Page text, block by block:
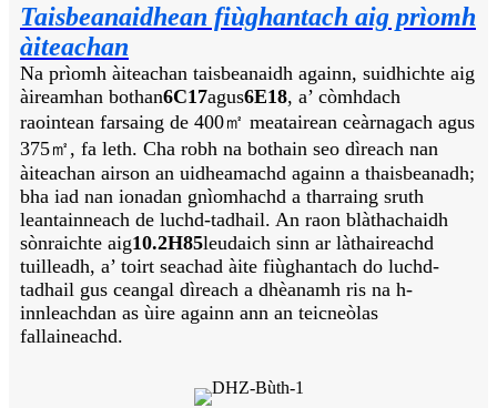
Taisbeanaidhean fiùghantach aig prìomh
àiteachan
Na prìomh àiteachan taisbeanaidh againn, suidhichte aig
àireamhan bothan6C17agus6E18, a’ còmhdach
raointean farsaing de 400㎡ meatairean ceàrnagach agus
375㎡, fa leth. Cha robh na bothain seo dìreach nan
àiteachan airson an uidheamachd againn a thaisbeanadh;
bha iad nan ionadan gnìomhachd a tharraing sruth
leantainneach de luchd-tadhail. An raon blàthachaidh
sònraichte aig10.2H85leudaich sinn ar làthaireachd
tuilleadh, a’ toirt seachad àite fiùghantach do luchd-
tadhail gus ceangal dìreach a dhèanamh ris na h-
innleachdan as ùire againn ann an teicneòlas
fallaineachd.